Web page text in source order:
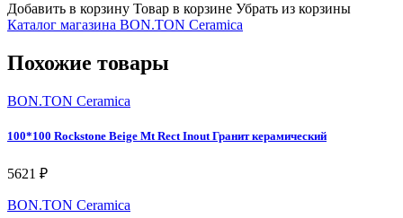
Добавить в корзину Товар в корзине Убрать из корзины
Каталог магазина BON.TON Ceramica
Похожие товары
BON.TON Ceramica
100*100 Rockstone Beige Mt Rect Inout Гранит керамический
5621 ₽
BON.TON Ceramica